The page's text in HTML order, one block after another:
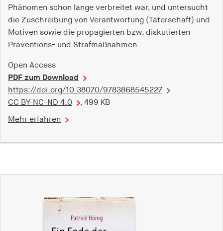
Phänomen schon lange verbreitet war, und untersucht
die Zuschreibung von Verantwortung (Täterschaft) und
Motiven sowie die propagierten bzw. diskutierten
Präventions- und Strafmaßnahmen.
Open Access
PDF zum Download
https://doi.org/10.38070/9783868545227
CC BY-NC-ND 4.0
, 499 KB
Mehr erfahren